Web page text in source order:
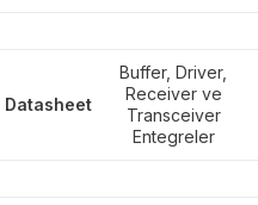
Datasheet
Buffer, Driver,
Receiver ve
Transceiver
Entegreler